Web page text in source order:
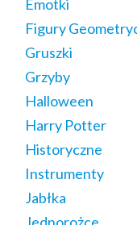
Emotki
Figury
Gruszki
Grzyby
Halloween
Harry Potter
Historyczne
Instrumenty
Jabłka